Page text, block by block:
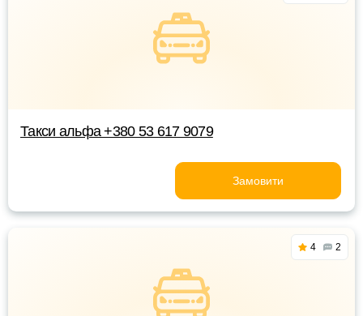
Такси альфа +380 53 617 9079
Замовити
4 2